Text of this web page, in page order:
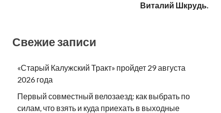
Виталий Шкрудь.
Свежие записи
«Старый Калужский Тракт» пройдет 29 августа
2026 года
Первый совместный велозаезд: как выбрать по
силам, что взять и куда приехать в выходные